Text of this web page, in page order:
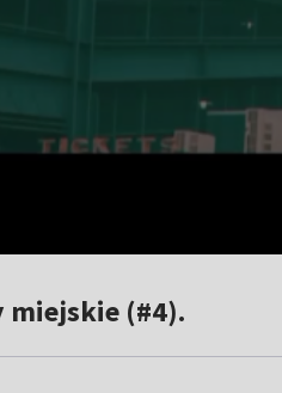
miejskie (#4).